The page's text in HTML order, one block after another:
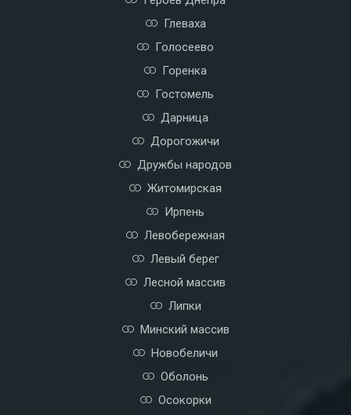
Глеваха
Голосеево
Горенка
Гостомель
Дарница
Дорогожичи
Дружбы народов
Житомирская
Ирпень
Левобережная
Левый берег
Лесной массив
Липки
Минский массив
Новобеличи
Оболонь
Осокорки